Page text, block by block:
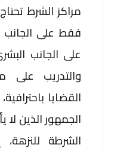
مراكز الشرط
فقط على الجانب
على الجانب
والتدريب
القضايا
الجمهور الذين
الشرطة